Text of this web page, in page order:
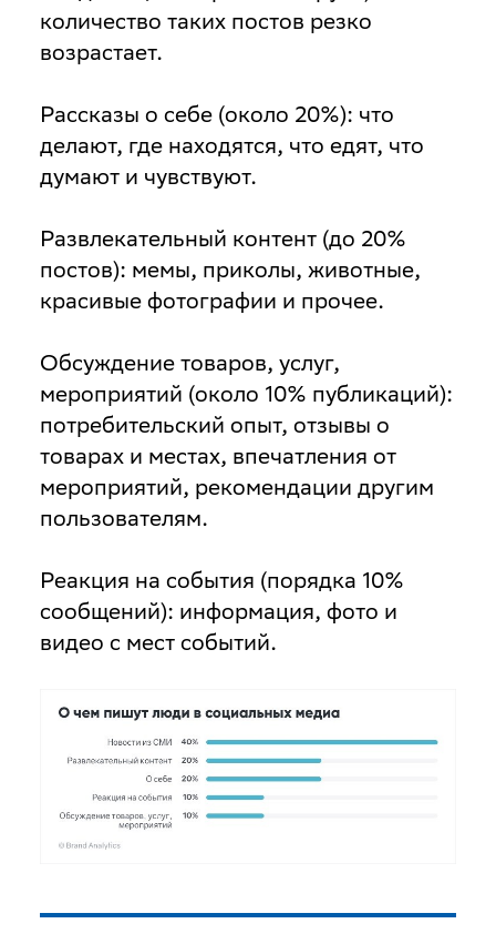
количество таких постов резко
возрастает.
Рассказы о себе (около 20%): что
делают, где находятся, что едят, что
думают и чувствуют.
Развлекательный контент (до 20%
постов): мемы, приколы, животные,
красивые фотографии и прочее.
Обсуждение товаров, услуг,
мероприятий (около 10% публикаций):
потребительский опыт, отзывы о
товарах и местах, впечатления от
мероприятий, рекомендации другим
пользователям.
Реакция на события (порядка 10%
сообщений): информация, фото и
видео с мест событий.